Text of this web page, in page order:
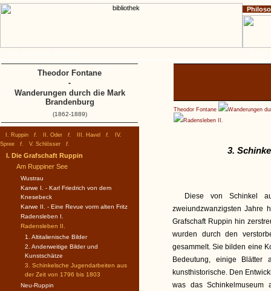
Theodor Fontane
Wanderungen
Radensleben II.
3.
Diese von Schinkel
zweiundzwanzigsten Jahre
Grafschaft Ruppin hin
wurden durch den
gesammelt. Sie bilden eine
Bedeutung, einige
kunsthistorische. Den
was das
I. Ruppin f. II. Oder f. III. Havel f.
IV.
Spree
f. V. Schlösser f.
I. Die Grafschaft Ruppin
Am Ruppiner See
Wustrau
Karwe I. - Karl Friedrich von dem
Knesebeck
Karwe II. - Eine Revue vorm alten Fritz
Radensleben I.
Radensleben II.
1. Altitalienische Bilder
2. Anderweitige Bilder und
Kunstschätze
3. Schinkelsche Jugendarbeiten aus
der Zeit von 1796 bis 1803
Neu-Ruppin
Theodor Fontane
-
Wanderungen durch die Mark
Brandenburg
(1862-1889)